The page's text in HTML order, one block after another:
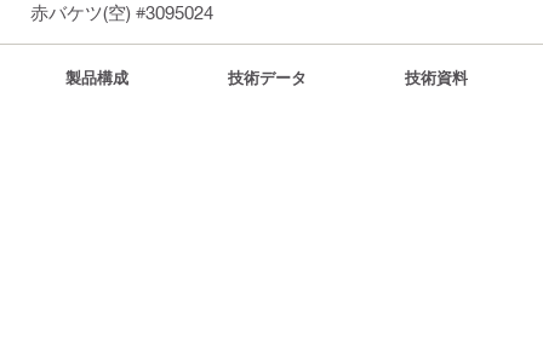
赤バケツ(空) #3095024
製品構成 技術データ 技術資料